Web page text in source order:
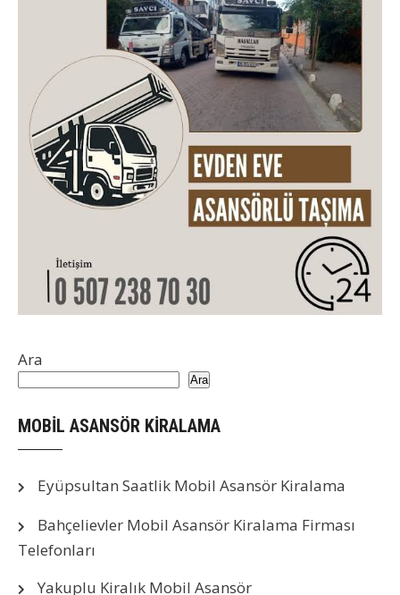
Ara
Ara
MOBİL ASANSÖR KİRALAMA
Eyüpsultan Saatlik Mobil Asansör Kiralama
Bahçelievler Mobil Asansör Kiralama Firması
Telefonları
Yakuplu Kiralık Mobil Asansör